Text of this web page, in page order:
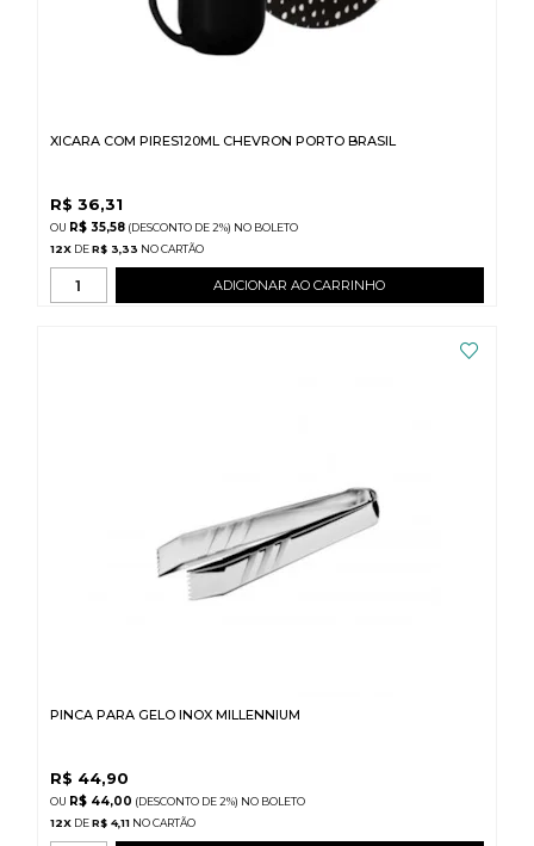
XICARA COM PIRES120ML CHEVRON PORTO BRASIL
R$ 36,31
R$ 35,58 (DESCONTO DE 2%) NO BOLETO
12X DE R$ 3,33
ADICIONAR AO CARRINHO
PINCA PARA GELO INOX MILLENNIUM
R$ 44,90
R$ 44,00 (DESCONTO DE 2%) NO BOLETO
12X DE R$ 4,11